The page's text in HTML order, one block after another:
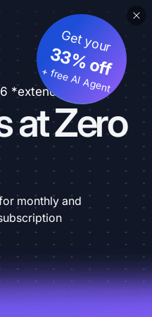
*extended
at Zero
Get your
33% off
+ free AI Agent
monthly and